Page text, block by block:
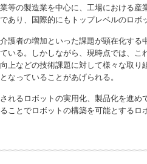
の製造業を中心に、工場における
あり、国際的にもトップレベルのロボ
者の増加といった課題が顕在化す
いる。しかしながら、現時点では、
上などの技術課題に対して様々な取
なっていることがあげられる。
るロボットの実用化、製品化を進
ことでロボットの構築を可能とするロ